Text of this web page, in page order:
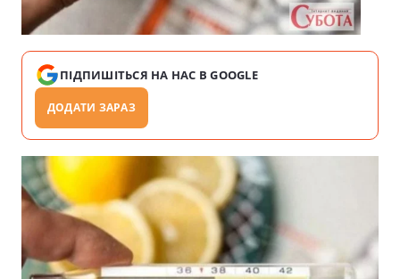
ПІДПИШІТЬСЯ НА НАС В GOOGLE
ДОДАТИ ЗАРАЗ